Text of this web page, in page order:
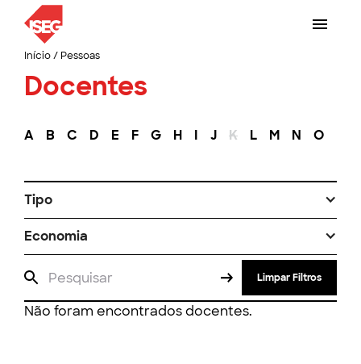
Início/ Pessoas
Docentes
A B C D E F G H I J K L M N O
Tipo
Economia
Limpar Filtros
Não foram encontrados docentes.